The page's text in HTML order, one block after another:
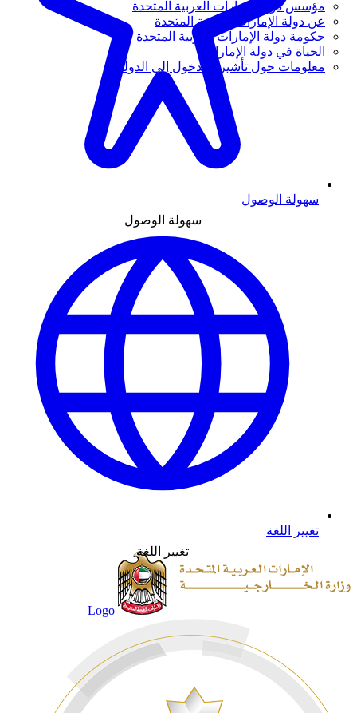
مؤسس دولة الإمارات العربية المتحدة
عن دولة الإمارات العربية المتحدة
حكومة دولة الإمارات العربية المتحدة
الحياة في دولة الإمارات
معلومات حول تأشيرة الدخول إلى الدولة
سهولة الوصول
سهولة الوصول
تغيير اللغة
تغيير اللغة
Logo